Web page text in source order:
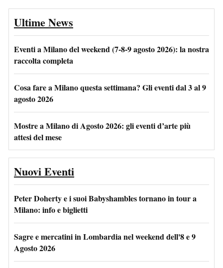
Ultime News
Eventi a Milano del weekend (7-8-9 agosto 2026): la nostra
raccolta completa
Cosa fare a Milano questa settimana? Gli eventi dal 3 al 9
agosto 2026
Mostre a Milano di Agosto 2026: gli eventi d’arte più
attesi del mese
Nuovi Eventi
Peter Doherty e i suoi Babyshambles tornano in tour a
Milano: info e biglietti
Sagre e mercatini in Lombardia nel weekend dell'8 e 9
Agosto 2026